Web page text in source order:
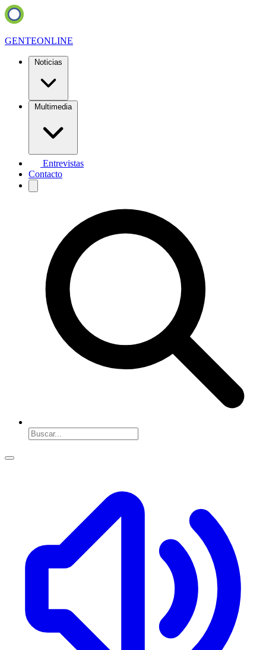
GENTEONLINE
Noticias
Multimedia
Entrevistas
Contacto